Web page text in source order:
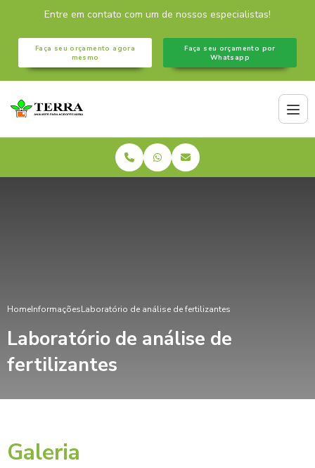
Entre em contato com um de nossos especialistas!
Faça seu orçamento agora
mesmo
Faça seu orçamento por
Whatsapp
HomeInformaçõesLaboratório de análise de fertilizantes
Laboratório de análise de
fertilizantes
Galeria